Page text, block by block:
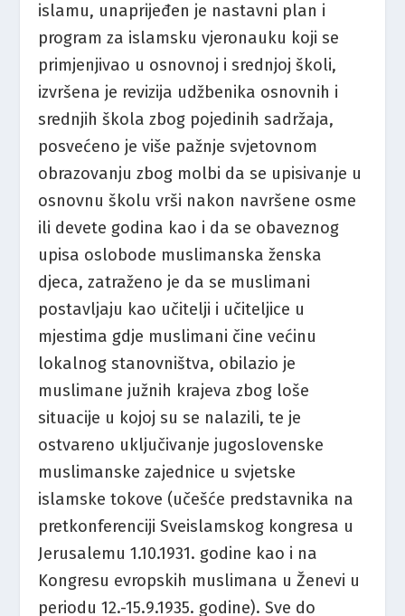
islamu, unaprijeđen je nastavni plan i
program za islamsku vjeronauku koji se
primjenjivao u osnovnoj i srednjoj školi,
izvršena je revizija udžbenika osnovnih i
srednjih škola zbog pojedinih sadržaja,
posvećeno je više pažnje svjetovnom
obrazovanju zbog molbi da se upisivanje u
osnovnu školu vrši nakon navršene osme
ili devete godina kao i da se obaveznog
upisa oslobode muslimanska ženska
djeca, zatraženo je da se muslimani
postavljaju kao učitelji i učiteljice u
mjestima gdje muslimani čine većinu
lokalnog stanovništva, obilazio je
muslimane južnih krajeva zbog loše
situacije u kojoj su se nalazili, te je
ostvareno uključivanje jugoslovenske
muslimanske zajednice u svjetske
islamske tokove (učešće predstavnika na
pretkonferenciji Sveislamskog kongresa u
Jerusalemu 1.10.1931. godine kao i na
Kongresu evropskih muslimana u Ženevi u
periodu 12.-15.9.1935. godine). Sve do